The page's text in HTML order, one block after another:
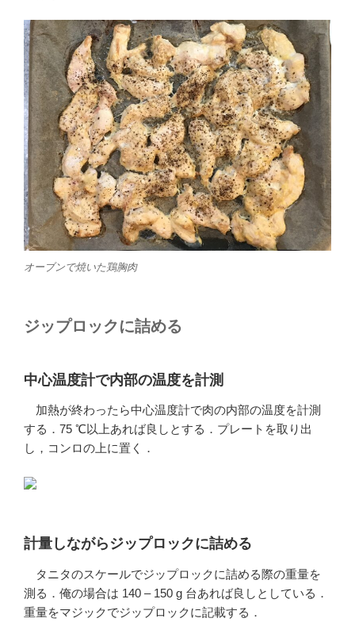
オーブンで焼いた鶏胸肉
ジップロックに詰める
中心温度計で内部の温度を計測
加熱が終わったら中心温度計で肉の内部の温度を計測
する．75 ℃以上あれば良しとする．プレートを取り出
し，コンロの上に置く．
計量しながらジップロックに詰める
タニタのスケールでジップロックに詰める際の重量を
測る．俺の場合は 140 – 150 g 台あれば良しとしている．
重量をマジックでジップロックに記載する．